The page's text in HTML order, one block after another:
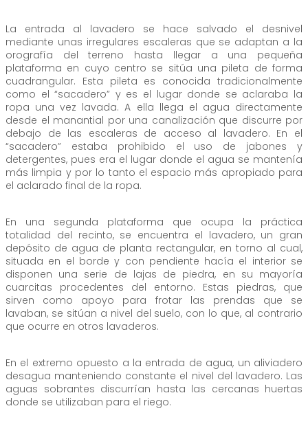
La entrada al lavadero se hace salvado el desnivel
mediante unas irregulares escaleras que se adaptan a la
orografía del terreno hasta llegar a una pequeña
plataforma en cuyo centro se sitúa una pileta de forma
cuadrangular. Esta pileta es conocida tradicionalmente
como el “sacadero” y es el lugar donde se aclaraba la
ropa una vez lavada. A ella llega el agua directamente
desde el manantial por una canalización que discurre por
debajo de las escaleras de acceso al lavadero. En el
“sacadero” estaba prohibido el uso de jabones y
detergentes, pues era el lugar donde el agua se mantenía
más limpia y por lo tanto el espacio más apropiado para
el aclarado final de la ropa.
En una segunda plataforma que ocupa la práctica
totalidad del recinto, se encuentra el lavadero, un gran
depósito de agua de planta rectangular, en torno al cual,
situada en el borde y con pendiente hacía el interior se
disponen una serie de lajas de piedra, en su mayoría
cuarcitas procedentes del entorno. Estas piedras, que
sirven como apoyo para frotar las prendas que se
lavaban, se sitúan a nivel del suelo, con lo que, al contrario
que ocurre en otros lavaderos.
En el extremo opuesto a la entrada de agua, un aliviadero
desagua manteniendo constante el nivel del lavadero. Las
aguas sobrantes discurrían hasta las cercanas huertas
donde se utilizaban para el riego.